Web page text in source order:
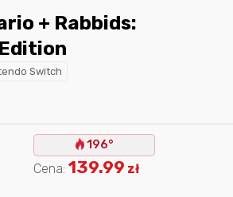
Switch
196°
Cena:139.99 zł
miesiącu:
Nagroda za